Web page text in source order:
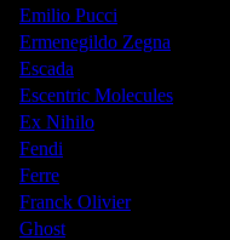
Emilio Pucci
Ermenegildo Zegna
Escada
Escentric Molecules
Ex Nihilo
Fendi
Ferre
Franck Olivier
Ghost